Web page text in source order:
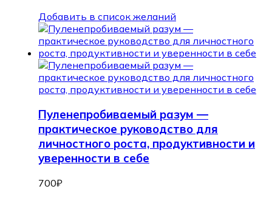
Добавить в список желаний
Пуленепробиваемый разум —
практическое руководство для
личностного роста, продуктивности и
уверенности в себе
700₽